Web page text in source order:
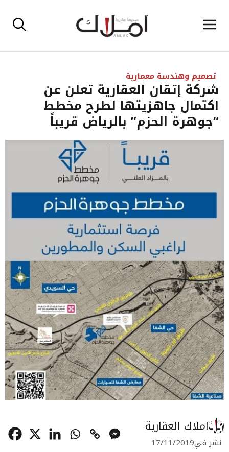
إلى القائمة
تصميم وهندسة معمارية
شركة إتقان العقارية تعلن عن
اكتمال جاهزيتها لطرح مخطط
“جوهرة الحزم” بالرياض قريباً
املاك العقارية
نشر في17/11/2019